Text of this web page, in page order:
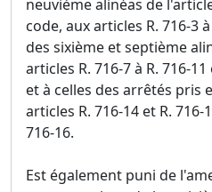
neuvième alinéas de
code, aux articles R. 716-3
des sixième et septième
articles R. 716-7 à R. 716-
et à celles des arrêtés pris
articles R. 716-14 et R.
716-16.
Est également puni de